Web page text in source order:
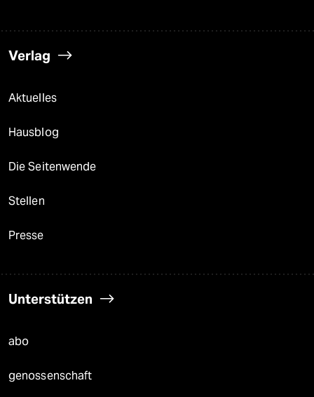
Verlag
Aktuelles
Hausblog
Die Seitenwende
Stellen
Presse
Unterstützen
abo
genossenschaft